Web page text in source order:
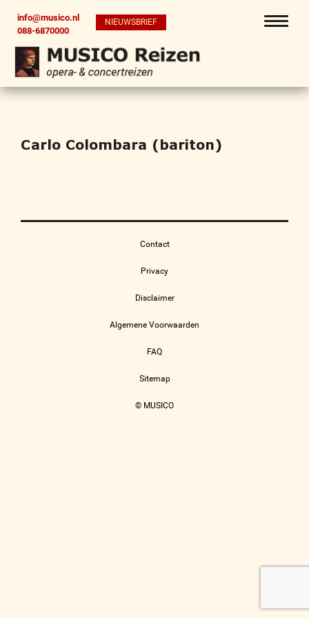
info@musico.nl
088-6870000
NIEUWSBRIEF
Carlo Colombara (bariton)
Contact
Privacy
Disclaimer
Algemene Voorwaarden
FAQ
Sitemap
© MUSICO